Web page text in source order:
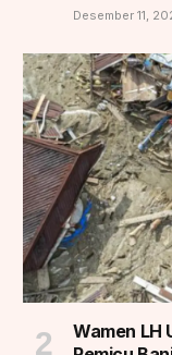
Desember 11,
Wamen LH